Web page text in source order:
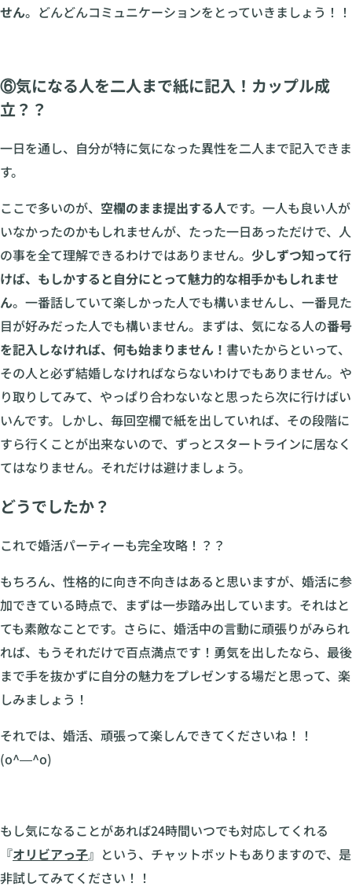
せん。どんどんコミュニケーションをとっていきましょう！！
⑥気になる人を二人まで紙に記入！カップル成
立？？
一日を通し、自分が特に気になった異性を二人まで記入できま
す。
ここで多いのが、 空欄のまま提出する人です。一人も良い人が
いなかったのかもしれませんが、たった一日あっただけで、人
の事を全て理解できるわけではありません。 少しずつ知って行
けば、もしかすると自分にとって魅力的な相手かもしれませ
ん。一番話していて楽しかった人でも構いませんし、一番見た
目が好みだった人でも構いません。まずは、気になる人の番号
を記入しなければ、何も始まりません！ 書いたからといって、
その人と必ず結婚しなければならないわけでもありません。や
り取りしてみて、やっぱり合わないなと思ったら次に行けばい
いんです。しかし、毎回空欄で紙を出していれば、その段階に
すら行くことが出来ないので、ずっとスタートラインに居なく
てはなりません。それだけは避けましょう。
どうでしたか？
これで婚活パーティーも完全攻略！？？
もちろん、性格的に向き不向きはあると思いますが、婚活に参
加できている時点で、まずは一歩踏み出しています。それはと
ても素敵なことです。さらに、婚活中の言動に頑張りがみられ
れば、もうそれだけで百点満点です！勇気を出したなら、最後
まで手を抜かずに自分の魅力をプレゼンする場だと思って、楽
しみましょう！
それでは、婚活、頑張って楽しんできてくださいね！！
(o^―^o)
もし気になることがあれば24時間いつでも対応してくれる
『オリビアっ子』という、チャットボットもありますので、是
非試してみてください！！